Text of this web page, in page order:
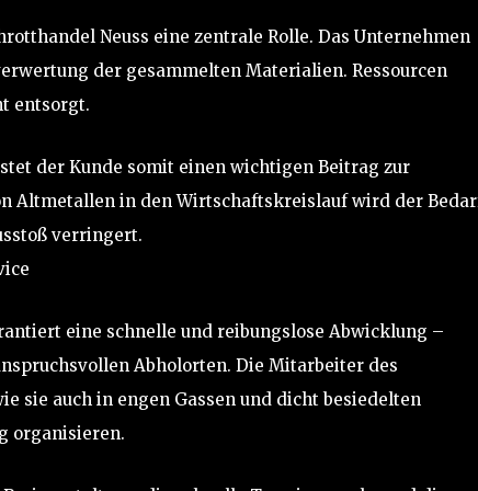
Neuss eine zentrale Rolle. Das Unternehmen
der gesammelten Materialien. Ressourcen
entsorgt.
der Kunde somit einen wichtigen Beitrag zur
Altmetallen in den Wirtschaftskreislauf wird der
verringert.
eine schnelle und reibungslose Abwicklung –
Abholorten. Die Mitarbeiter des
sie auch in engen Gassen und dicht besiedelten
organisieren.